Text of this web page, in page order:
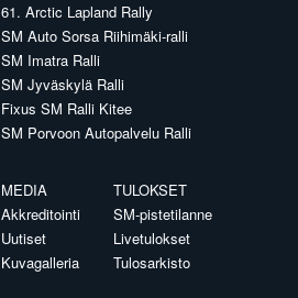
61. Arctic Lapland Rally
SM Auto Sorsa Riihimäki-ralli
SM Imatra Ralli
SM Jyväskylä Ralli
Fixus SM Ralli Kitee
SM Porvoon Autopalvelu Ralli
MEDIA
Akkreditointi
Uutiset
Kuvagalleria
TULOKSET
SM-pistetilanne
Livetulokset
Tulosarkisto